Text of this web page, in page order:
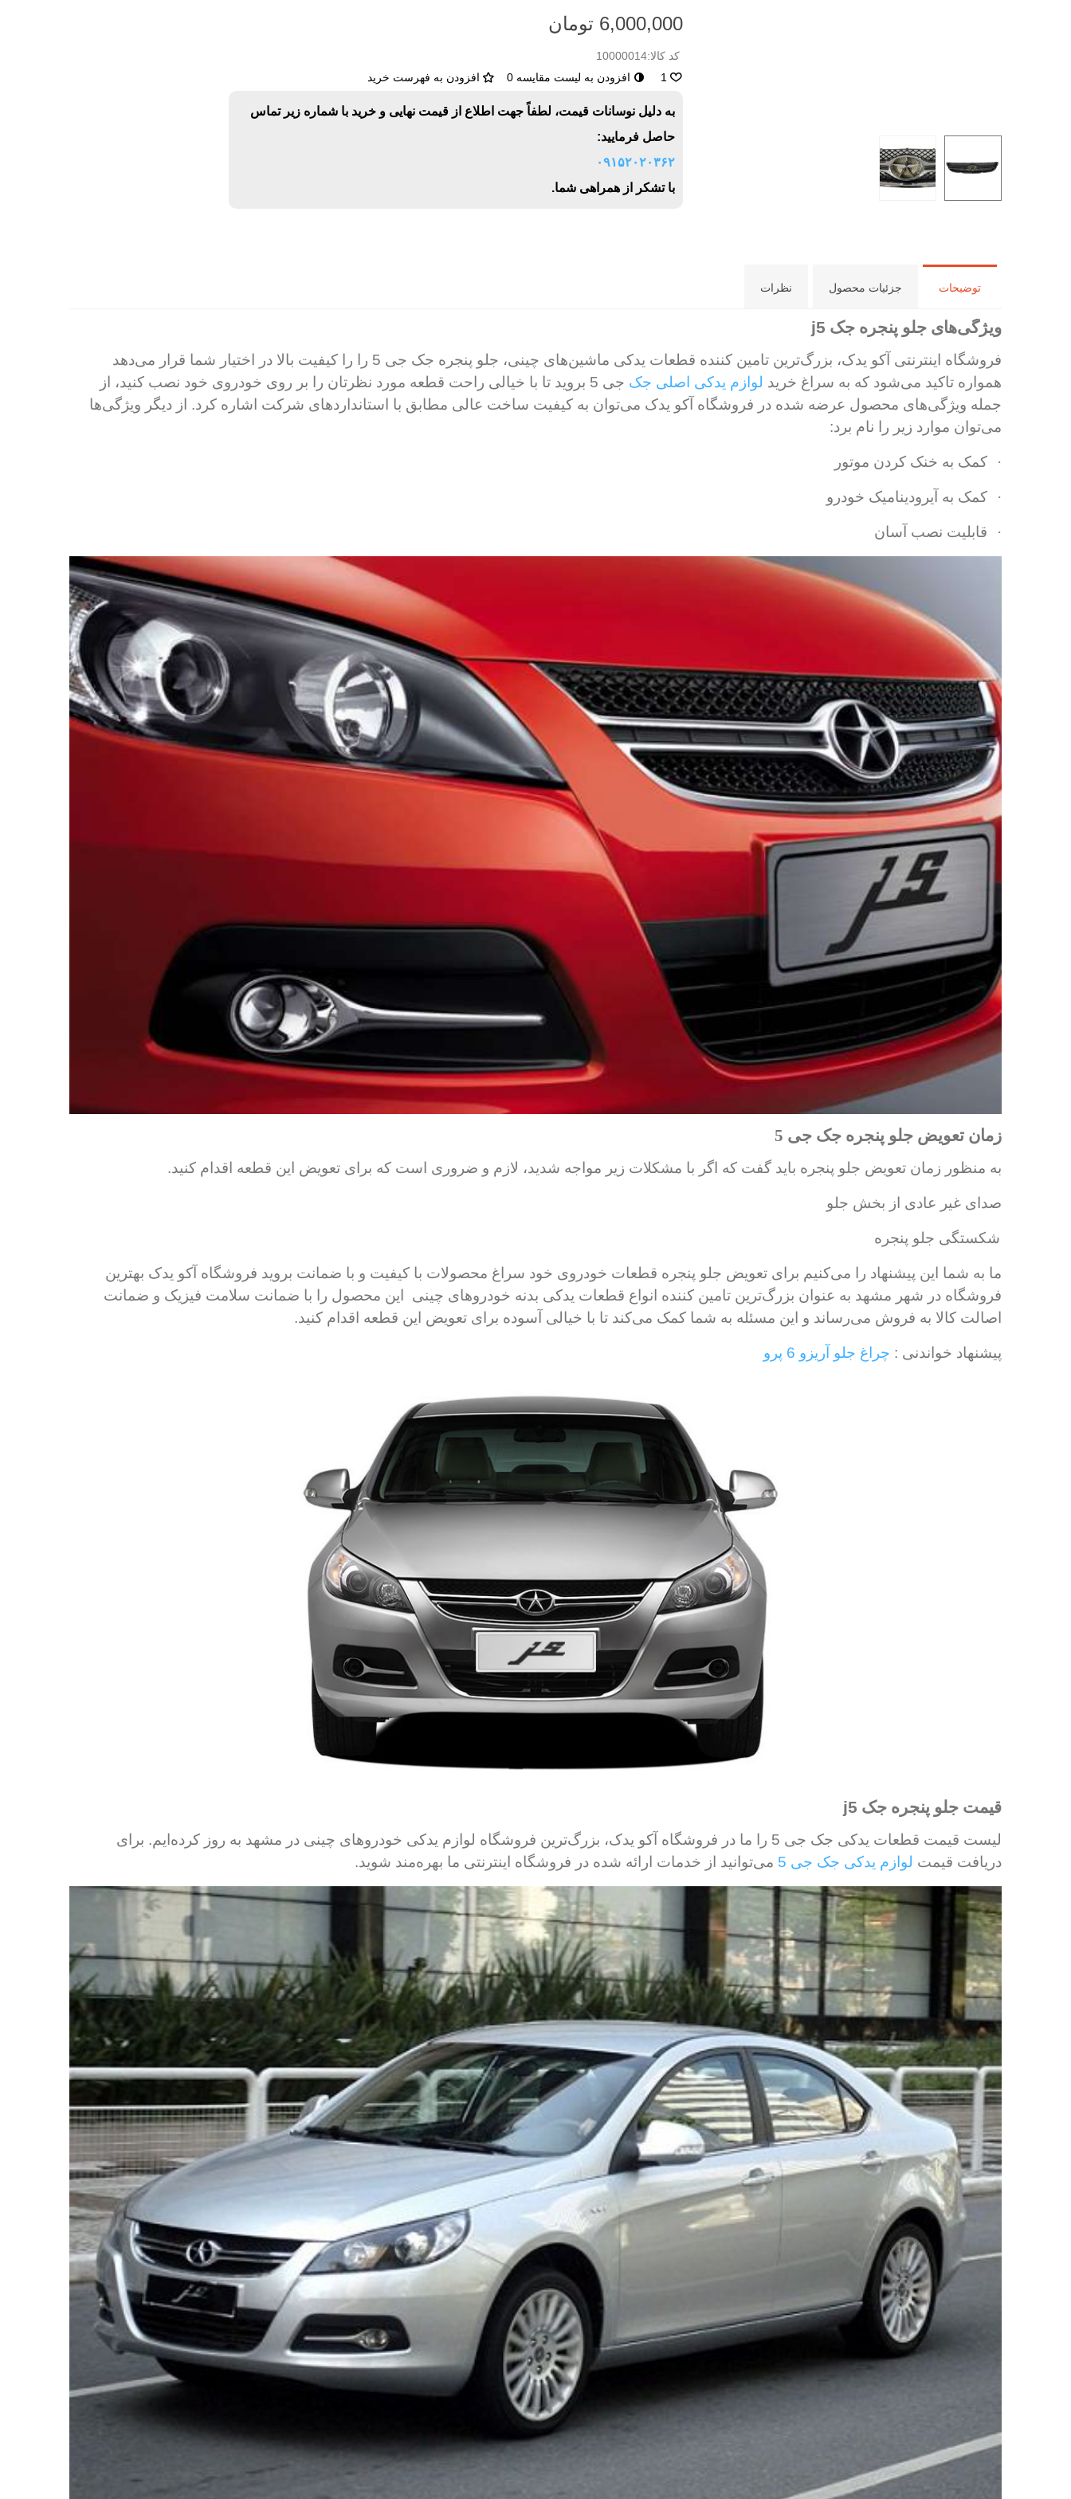
6,000,000 تومان
کد کالا:10000014
1
افزودن به لیست مقایسه 0 افزودن به فهرست خرید
به دلیل نوسانات قیمت، لطفاً جهت اطلاع از قیمت نهایی و خرید با شماره زیر تماس
حاصل فرمایید:
۰۹۱۵۲۰۲۰۳۶۲
با تشکر از همراهی شما.
توضیحات جزئیات محصول نظرات
ویژگی‌های جلو پنجره جک j5
فروشگاه اینترنتی آکو یدک، بزرگ‌ترین تامین کننده قطعات یدکی ماشین‌های چینی، جلو پنجره جک جی 5 را را کیفیت بالا در اختیار شما قرار می‌دهد
همواره تاکید می‌شود که به سراغ خرید لوازم یدکی اصلی جک
جی 5 بروید تا با خیالی راحت قطعه مورد نظرتان را بر روی خودروی خود نصب کنید، از
جمله ویژگی‌های محصول عرضه شده در فروشگاه آکو یدک می‌توان به کیفیت ساخت عالی مطابق با استانداردهای شرکت اشاره کرد. از دیگر ویژگی‌ها
می‌توان موارد زیر را نام برد:
· کمک به خنک کردن موتور
· کمک به آیرودینامیک خودرو
· قابلیت نصب آسان
زمان تعویض جلو پنجره جک جی 5
به منظور زمان تعویض جلو پنجره باید گفت که اگر با مشکلات زیر مواجه شدید، لازم و ضروری است که برای تعویض این قطعه اقدام کنید.
صدای غیر عادی از بخش جلو
شکستگی جلو پنجره
ما به شما این پیشنهاد را می‌کنیم برای تعویض جلو پنجره قطعات خودروی خود سراغ محصولات با کیفیت و با ضمانت بروید فروشگاه آکو یدک بهترین
فروشگاه در شهر مشهد به عنوان بزرگ‌ترین تامین کننده انواع قطعات یدکی بدنه خودروهای چینی
این محصول را با ضمانت سلامت فیزیک و ضمانت
اصالت کالا به فروش می‌رساند و این مسئله به شما کمک می‌کند تا با خیالی آسوده برای تعویض این قطعه اقدام کنید.
پیشنهاد خواندنی : چراغ جلو آریزو 6 پرو
قیمت جلو پنجره جک j5
لیست قیمت قطعات یدکی جک جی 5 را ما در فروشگاه آکو یدک، بزرگ‌ترین فروشگاه لوازم یدکی خودروهای چینی در مشهد به روز کرده‌ایم. برای
دریافت قیمت لوازم یدکی جک جی 5 می‌توانید از خدمات ارائه شده در فروشگاه اینترنتی ما بهره‌مند شوید.